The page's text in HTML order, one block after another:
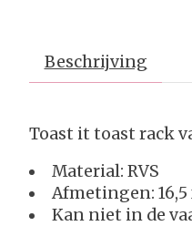
Beschrijving
Toast it toast rack
Material: RVS
Afmetingen: 16,5
Kan niet in de